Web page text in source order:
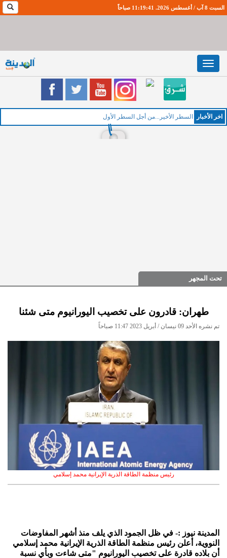
السبت 8 آب / أغسطس 2026. 11:19:42 صباحاً
Toggle
navigation
اخر اﻷخبار
تحت المجهر
طهران: قادرون على تخصيب اليورانيوم متى شئنا
تم نشره الأحد 09 نيسان / أبريل 2023 11:47 صباحاً
رئيس منظمة الطاقة الذرية الإيرانية محمد إسلامي
المدينة نيوز :- في ظل الجمود الذي يلف منذ أشهر المفاوضات
النووية، أعلن رئيس منظمة الطاقة الذرية الإيرانية محمد إسلامي
أن بلاده قادرة على تخصيب اليورانيوم "متى شاءت وبأي نسبة